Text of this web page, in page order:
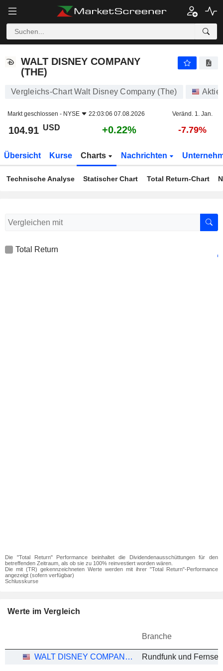
WALT DISNEY COMPANY
(THE)
Vergleichs-Chart Walt Disney Company (The)
Markt geschlossen - NYSE 22:03:06 07.08.2026 Veränd. 1. Jan.
104.91 USD +0.22% -7.79%
Übersicht Kurse Charts Nachrichten
Technische Analyse Statischer Chart Total Return-Chart
Total Return
Die "Total Return" Performance beinhaltet die Dividendenausschüttungen für den
betreffenden Zeitraum, als ob sie zu 100% reinvestiert worden wären.
Die mit (TR) gekennzeichneten Werte werden mit ihrer "Total Return"-Performance
angezeigt (sofern verfügbar)
Schlusskurse
Werte im Vergleich
Branche
WALT DISNEY COMPANY (THE)